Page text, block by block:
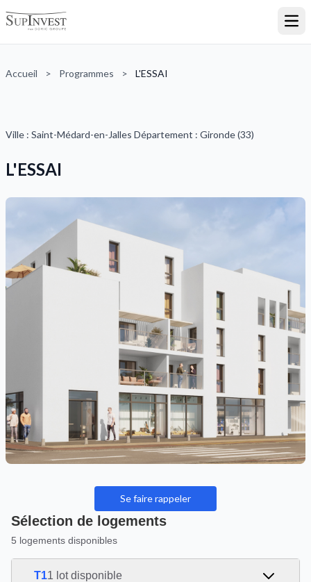
Accueil > Programmes > L'ESSAI
Ville : Saint-Médard-en-Jalles Département : Gironde (33)
L'ESSAI
Se faire rappeler
Sélection de logements
5 logements disponibles
T11 lot disponible